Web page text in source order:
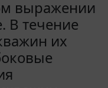
выражении
В течение
их